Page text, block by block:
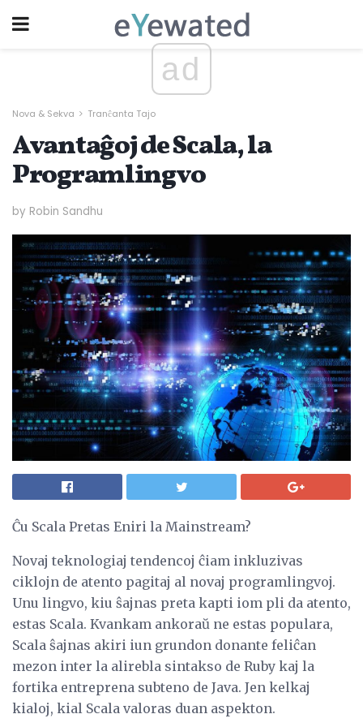
ad
Nova & Sekva Tranĉanta Tajo
Avantaĝoj de Scala, la
Programlingvo
by Robin Sandhu
Ĉu Scala Pretas Eniri la Mainstream?
Novaj teknologiaj tendencoj ĉiam inkluzivas
ciklojn de atento pagitaj al novaj programlingvoj.
Unu lingvo, kiu ŝajnas preta kapti iom pli da atento,
estas Scala. Kvankam ankoraŭ ne estas populara,
Scala ŝajnas akiri iun grundon donante feliĉan
mezon inter la alirebla sintakso de Ruby kaj la
fortika entreprena subteno de Java. Jen kelkaj
kialoj, kial Scala valoras duan aspekton.